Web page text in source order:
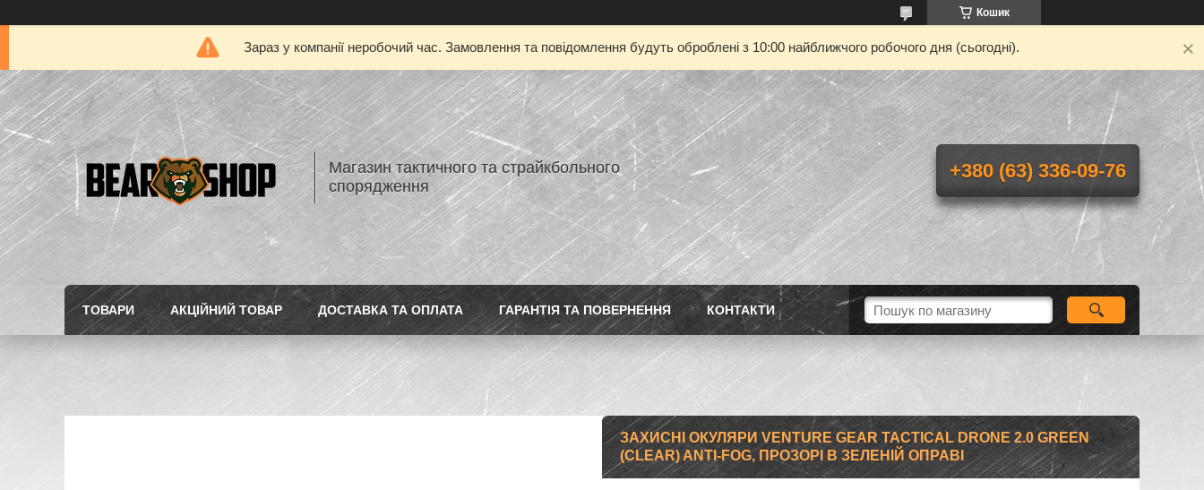
Кошик
Зараз у компанії неробочий час. Замовлення та повідомлення будуть оброблені з 10:00 найближчого робочого дня (сьогодні).
Магазин тактичного та страйкбольного
спорядження
+380 (63) 336-09-76
ТОВАРИ АКЦІЙНИЙ ТОВАР ДОСТАВКА ТА ОПЛАТА ГАРАНТІЯ ТА ПОВЕРНЕННЯ КОНТАКТИ
ЗАХИСНІ ОКУЛЯРИ VENTURE GEAR TACTICAL DRONE 2.0 GREEN
(CLEAR) ANTI-FOG, ПРОЗОРІ В ЗЕЛЕНІЙ ОПРАВІ